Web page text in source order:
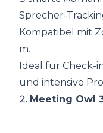
Sprecher-
Kompatibel mit
m.
Ideal für Check-
und intensive
2. Meeting Owl